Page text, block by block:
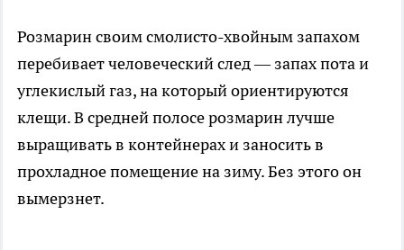
Розмарин своим смолисто-хвойным запахом
перебивает человеческий след — запах пота и
углекислый газ, на который ориентируются
клещи. В средней полосе розмарин лучше
выращивать в контейнерах и заносить в
прохладное помещение на зиму. Без этого он
вымерзнет.